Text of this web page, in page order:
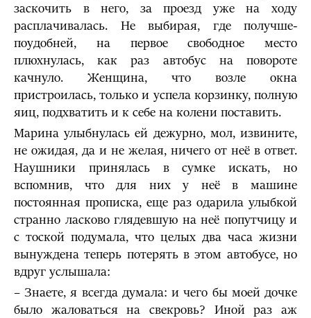
заскочить в него, за проезд уже на ходу
расплачивалась. Не выбирая, где получше-
поудобней, на первое свободное место
плюхнулась, как раз автобус на повороте
качнуло. Женщина, что возле окна
пристроилась, только и успела корзинку, полную
яиц, подхватить и к себе на колени поставить.
Марина улыбнулась ей дежурно, мол, извините,
не ожидая, да и не желая, ничего от неё в ответ.
Наушники принялась в сумке искать, но
вспомнив, что для них у неё в машине
постоянная прописка, еще раз одарила улыбкой
странно ласково глядевшую на неё попутчицу и
с тоской подумала, что целых два часа жизни
вынуждена теперь потерять в этом автобусе, но
вдруг услышала:
– Знаете, я всегда думала: и чего бы моей дочке
было жаловаться на свекровь? Иной раз аж